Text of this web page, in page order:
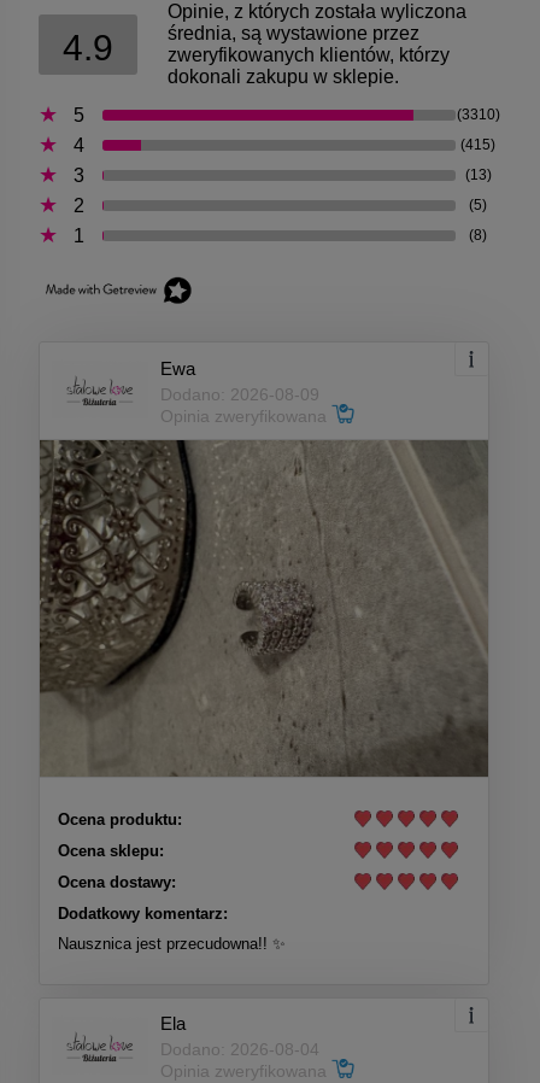
4.9
Opinie, z których została wyliczona
średnia, są wystawione przez
zweryfikowanych klientów, którzy
dokonali zakupu w sklepie.
5
(3310)
4 (415)
3 (13)
2 (5)
1 (8)
Ewa
Dodano: 2026-08-09
Opinia zweryfikowana
Ocena produktu:
Ocena sklepu:
Ocena dostawy:
Dodatkowy komentarz:
Nausznica jest przecudowna!! ✨
Ela
Dodano: 2026-08-04
Opinia zweryfikowana